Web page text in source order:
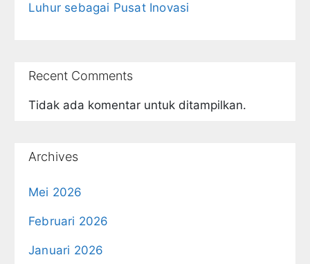
Luhur sebagai Pusat Inovasi
Recent Comments
Tidak ada komentar untuk ditampilkan.
Archives
Mei 2026
Februari 2026
Januari 2026